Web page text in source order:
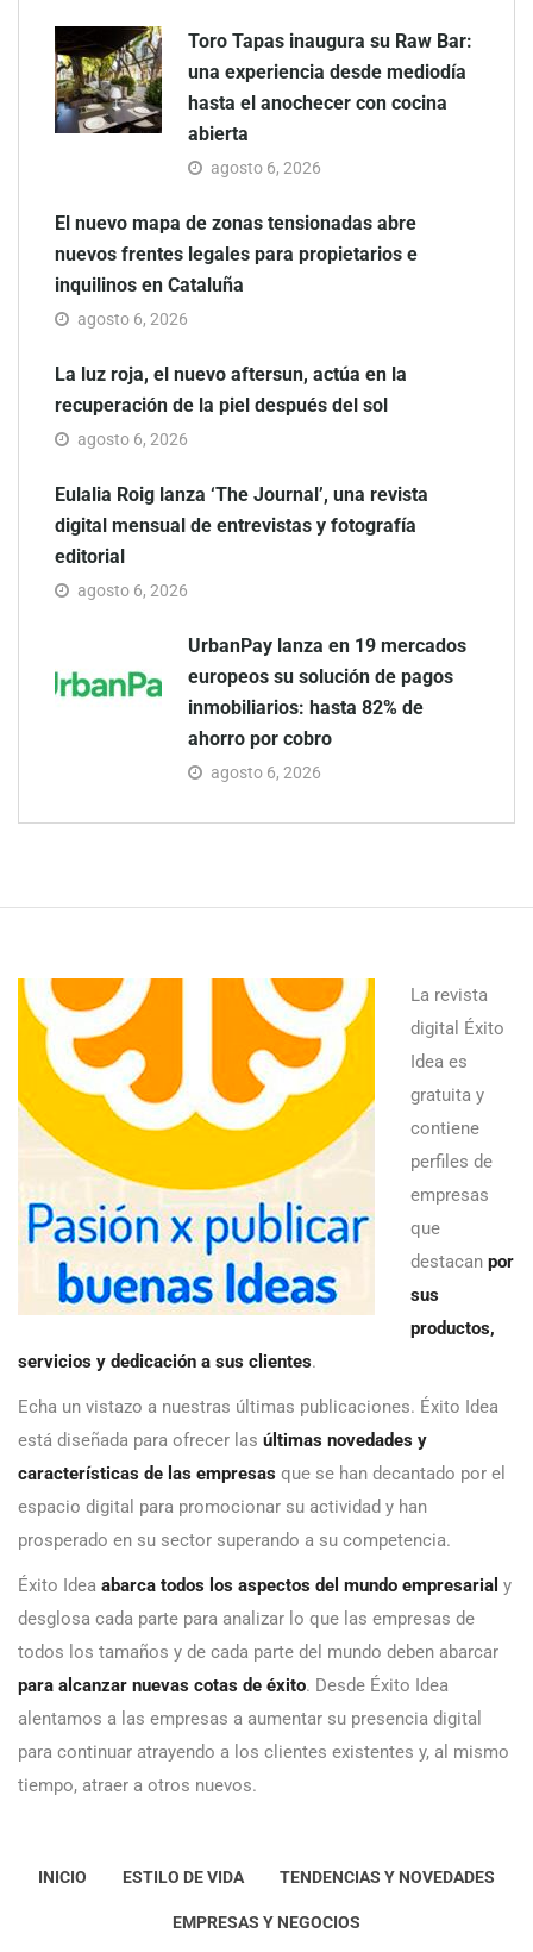
Toro Tapas inaugura su Raw Bar:
una experiencia desde mediodía
hasta el anochecer con cocina
abierta
agosto 6, 2026
El nuevo mapa de zonas tensionadas abre
nuevos frentes legales para propietarios e
inquilinos en Cataluña
agosto 6, 2026
La luz roja, el nuevo aftersun, actúa en la
recuperación de la piel después del sol
agosto 6, 2026
Eulalia Roig lanza ‘The Journal’, una revista
digital mensual de entrevistas y fotografía
editorial
agosto 6, 2026
UrbanPay lanza en 19 mercados
europeos su solución de pagos
inmobiliarios: hasta 82% de
ahorro por cobro
agosto 6, 2026
La revista
digital Éxito
Idea es
gratuita y
contiene
perfiles de
empresas
que
destacan por
sus
productos,
servicios y dedicación a sus clientes.
Echa un vistazo a nuestras últimas publicaciones. Éxito Idea
está diseñada para ofrecer las últimas novedades y
características de las empresas que se han decantado por el
espacio digital para promocionar su actividad y han
prosperado en su sector superando a su competencia.
Éxito Idea abarca todos los aspectos del mundo empresarial y
desglosa cada parte para analizar lo que las empresas de
todos los tamaños y de cada parte del mundo deben abarcar
para alcanzar nuevas cotas de éxito. Desde Éxito Idea
alentamos a las empresas a aumentar su presencia digital
para continuar atrayendo a los clientes existentes y, al mismo
tiempo, atraer a otros nuevos.
INICIO ESTILO DE VIDA TENDENCIAS Y NOVEDADES
EMPRESAS Y NEGOCIOS